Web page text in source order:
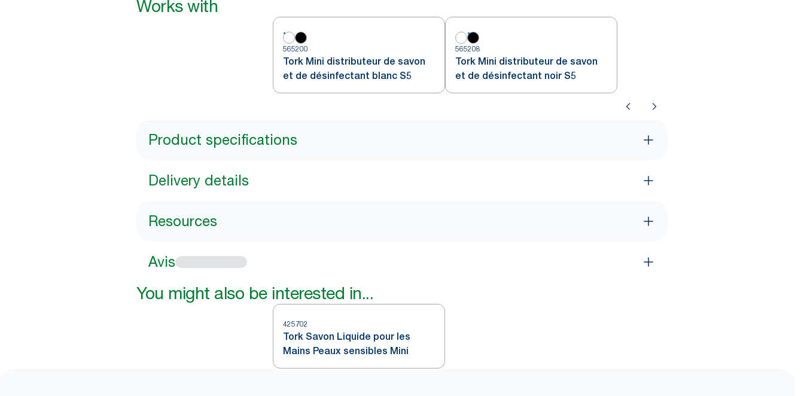
Works with
565200
Tork Mini distributeur de savon
et de désinfectant blanc S5
565208
Tork Mini distributeur de savon
et de désinfectant noir S5
Product specifications
Delivery details
Resources
Avis
You might also be interested in...
425702
Tork Savon Liquide pour les
Mains Peaux sensibles Mini